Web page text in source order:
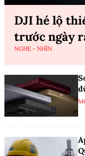
DJI hé lộ
trước ngày
NGHE - NHÌN